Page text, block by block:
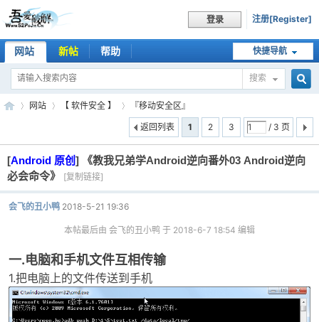
登录 注册[Register]
快捷导航
网站 新帖 帮助
搜索
索
吾 »
网站
›
【 软件安全 】
›
『移动安全区』
1
2 3 / 3 页
返回列表
[Android 原创]
《教我兄弟学Android逆向番外03 Android逆向
必会命令》
[复制链接]
会飞的丑小鸭 2018-5-21 19:36
本帖最后由 会飞的丑小鸭 于 2018-6-7 18:54 编辑
一.电脑和手机文件互相传输
1.把电脑上的文件传送到手机